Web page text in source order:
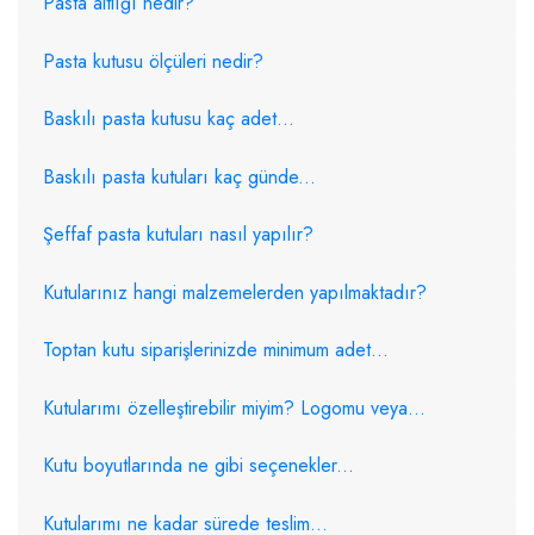
Pasta kutusu ölçüleri nedir?
Baskılı pasta kutusu kaç adet...
Baskılı pasta kutuları kaç günde...
Şeffaf pasta kutuları nasıl yapılır?
Kutularınız hangi malzemelerden yapılmaktadır?
Toptan kutu siparişlerinizde minimum adet...
Kutularımı özelleştirebilir miyim? Logomu veya...
Kutu boyutlarında ne gibi seçenekler...
Kutularımı ne kadar sürede teslim...